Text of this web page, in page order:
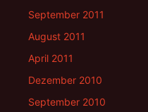
September 2011
August 2011
April 2011
Dezember 2010
September 2010